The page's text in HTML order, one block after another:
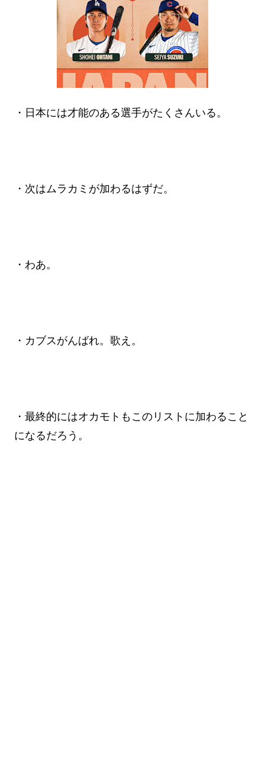
・日本には才能のある選手がたくさんいる。
・次はムラカミが加わるはずだ。
・わあ。
・カブスがんばれ。歌え。
・最終的にはオカモトもこのリストに加わること
になるだろう。